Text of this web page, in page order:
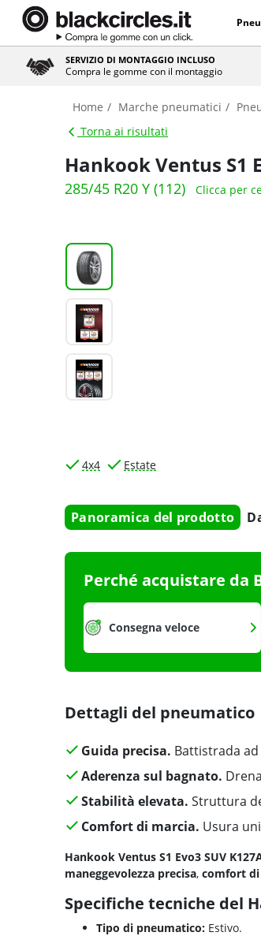
SERVIZIO DI MONTAGGIO INCLUSO
Compra le gomme con il montaggio
Home Marche pneumatici
Torna ai risultati
Hankook Ventus S1
285/45 R20 Y (112) Clicca per
4x4 Estate
Panoramica del prodotto
Perché acquistare da
Consegna veloce
Dettagli del pneumatico
Guida precisa. Battistrada
Aderenza sul bagnato.
Stabilità elevata. Struttura
Comfort di marcia. Usura
Hankook Ventus S1 Evo3 SUV
maneggevolezza precisa, comfort di
Specifiche tecniche del
Tipo di pneumatico: Estivo.